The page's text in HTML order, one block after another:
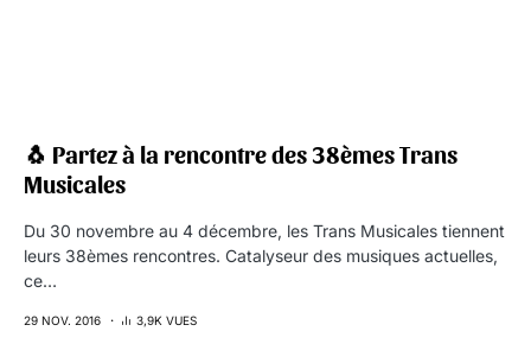
🐧 Partez à la rencontre des 38èmes Trans
Musicales
Du 30 novembre au 4 décembre, les Trans Musicales tiennent
leurs 38èmes rencontres. Catalyseur des musiques actuelles,
ce…
29 NOV. 2016 3,9K VUES